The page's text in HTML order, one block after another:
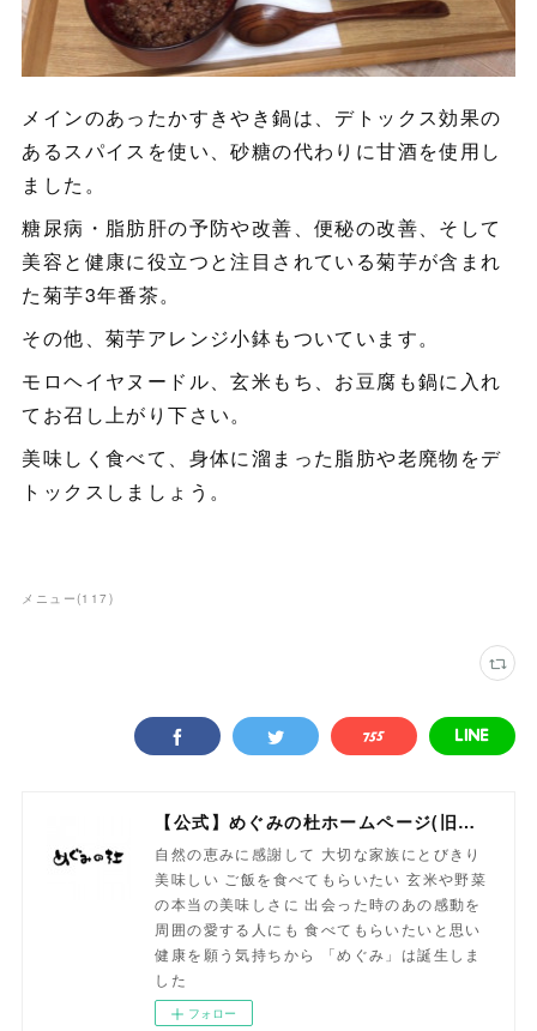
メインのあったかすきやき鍋は、デトックス効果の
あるスパイスを使い、砂糖の代わりに甘酒を使用し
ました。
糖尿病・脂肪肝の予防や改善、便秘の改善、そして
美容と健康に役立つと注目されている菊芋が含まれ
た菊芋3年番茶。
その他、菊芋アレンジ小鉢もついています。
モロヘイヤヌードル、玄米もち、お豆腐も鍋に入れ
てお召し上がり下さい。
美味しく食べて、身体に溜まった脂肪や老廃物をデ
トックスしましょう。
メニュー(117 )
【公式】めぐみの杜ホームページ(旧自然食工房）
自然の恵みに感謝して 大切な家族にとびきり
美味しい ご飯を食べてもらいたい 玄米や野菜
の本当の美味しさに 出会った時のあの感動を
周囲の愛する人にも 食べてもらいたいと思い
健康を願う気持ちから 「めぐみ」は誕生しま
した
フォロー